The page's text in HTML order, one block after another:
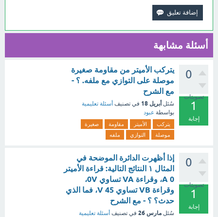
أسئلة مشابهة
0
تصويتات
1
إجابة
يتركب الأميتر من مقاومة صغيرة
موصلة على التوازي مع ملفه. ؟ -
مع الشرح
سُئل أبريل 18 في تصنيف أسئلة تعليمية
بواسطة عبود
يتركب الأميتر مقاومة
صغيرة
موصلة
التوازي ملفه
0
تصويتات
1
إجابة
إذا أظهرت الدائرة الموضحة في
المثال ١ النتائج التالية: قراءة الأميتر
A 0، وقراءة VA تساوي 0V،
وقراءة VB تساوي V 45، فما الذي
حدث؟ ؟ - مع الشرح
سُئل مارس 26 في تصنيف أسئلة تعليمية